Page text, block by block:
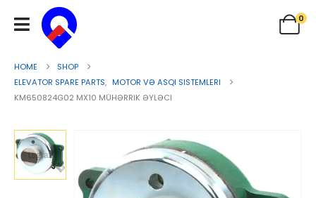
0
HOME
SHOP
ELEVATOR SPARE PARTS, MOTOR VƏ ASQI SISTEMLERI
KM650824G02 MX10 MÜHƏRRIK ƏYLƏCI